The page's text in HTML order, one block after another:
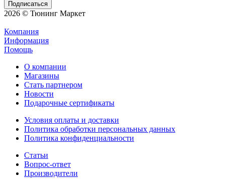
2026 © Тюнинг Маркет
Компания
Информация
Помощь
О компании
Магазины
Стать партнером
Новости
Подарочные сертификаты
Условия оплаты и доставки
Политика обработки персональных данных
Политика конфиденциальности
Статьи
Вопрос-ответ
Производители